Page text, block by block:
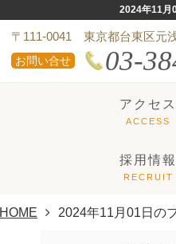
2024年11月
〒111-0041 東京都台東区元
お問い合せ 03-
アクセス
採用情報
HOME 2024年11月01日の